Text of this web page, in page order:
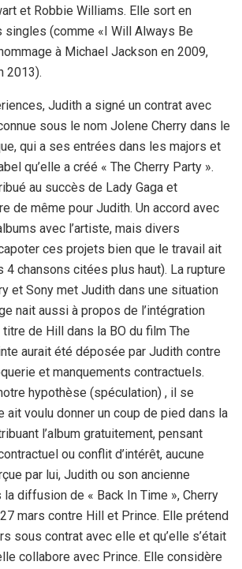
et Robbie Williams. Elle sort en
singles (comme «I Will Always Be
à Michael Jackson en 2009,
2013).
Judith a signé un contrat avec
sous le nom Jolene Cherry dans le
qui a ses entrées dans les majors et
qu’elle a créé « The Cherry Party ».
au succès de Lady Gaga et
de même pour Judith. Un accord avec
avec l’artiste, mais divers
ces projets bien que le travail ait
4 chansons citées plus haut). La rupture
et Sony met Judith dans une situation
nait aussi à propos de l’intégration
titre de Hill dans la BO du film The
aurait été déposée par Judith contre
et manquements contractuels.
hypothèse (spéculation) , il se
ait voulu donner un coup de pied dans la
l’album gratuitement, pensant
ou conflit d’intérêt, aucune
par lui, Judith ou son ancienne
diffusion de « Back In Time », Cherry
mars contre Hill et Prince. Elle prétend
sous contrat avec elle et qu’elle s’était
collabore avec Prince. Elle considère